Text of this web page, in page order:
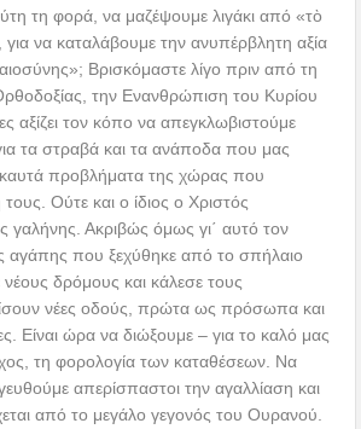
τη φορά, να μαζέψουμε λιγάκι από «τὸ
να καταλάβουμε την ανυπέρβλητη αξία
Βρισκόμαστε λίγο πριν από τη
την Ενανθρώπιση του Κυρίου
αξίζει τον κόπο να απεγκλωβιστούμε
τα στραβά και τα ανάποδα που μας
καυτά προβλήματα της χώρας που
Ούτε και ο ίδιος ο Χριστός
γαλήνης. Ακριβώς όμως γι΄ αυτό τον
αγάπης που ξεχύθηκε από το σπήλαιο
δρόμους και κάλεσε τους
νέες οδούς, πρώτα ως πρόσωπα και
Είναι ώρα να διώξουμε – για το καλό μας
τη φορολογία των καταθέσεων. Να
απερίσπαστοι την αγαλλίαση και
από το μεγάλο γεγονός του Ουρανού.